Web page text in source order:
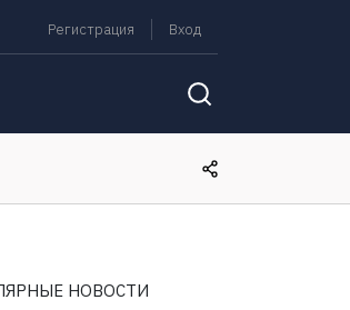
Регистрация Вход
НОВОСТИ